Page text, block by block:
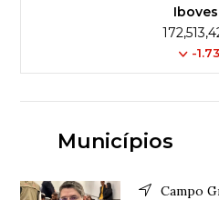
-
Municípios
Campo